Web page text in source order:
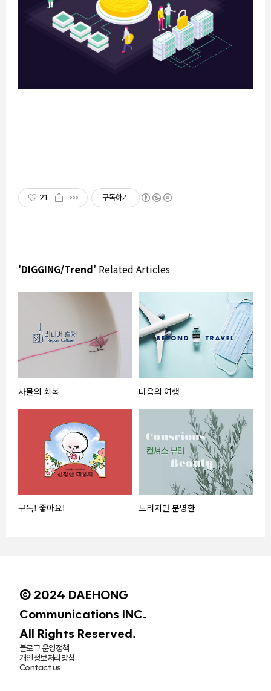
21 구독하기
'DIGGING/Trend' Related Articles
사물의 회복 다음의 여행
구독! 좋아요! 느리지만 분명한
© 2024 DAEHONG
Communications INC.
All Rights Reserved.
블로그 운영정책
개인정보처리방침
Contact us